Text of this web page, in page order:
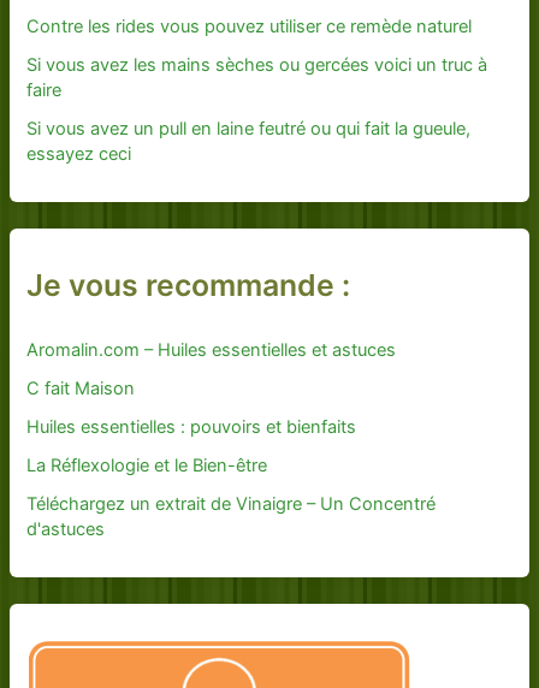
Contre les rides vous pouvez utiliser ce remède naturel
Si vous avez les mains sèches ou gercées voici un truc à
faire
Si vous avez un pull en laine feutré ou qui fait la gueule,
essayez ceci
Je vous recommande :
Aromalin.com – Huiles essentielles et astuces
C fait Maison
Huiles essentielles : pouvoirs et bienfaits
La Réflexologie et le Bien-être
Téléchargez un extrait de Vinaigre – Un Concentré
d'astuces